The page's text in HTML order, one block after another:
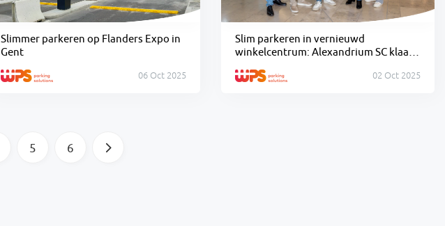
Slimmer parkeren op Flanders Expo in
Gent
06 Oct 2025
Slim parkeren in vernieuwd
winkelcentrum: Alexandrium SC klaar
02 Oct 2025
5 6